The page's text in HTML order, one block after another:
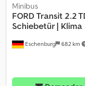
Eschenburg 682 km
Minibus
FORDTransit 2.2
Schiebetür | Klima